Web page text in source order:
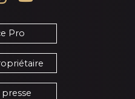
Pro
presse